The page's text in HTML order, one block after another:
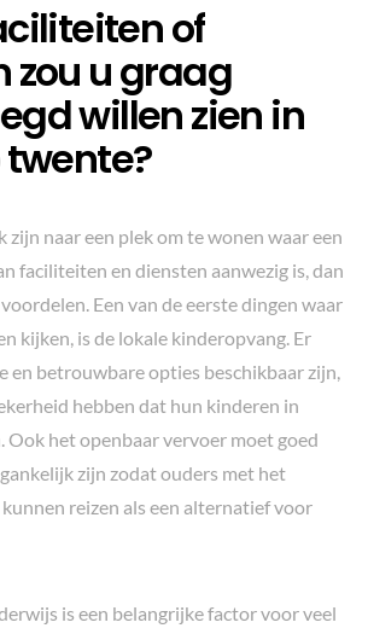
of
zou u graag
willen zien in
zijn naar een plek om te wonen waar een
faciliteiten en diensten aanwezig is, dan
Een van de eerste dingen waar
kijken, is de lokale kinderopvang. Er
en betrouwbare opties beschikbaar zijn,
hebben dat hun kinderen in
Ook het openbaar vervoer moet goed
zijn zodat ouders met het
reizen als een alternatief voor
is een belangrijke factor voor veel